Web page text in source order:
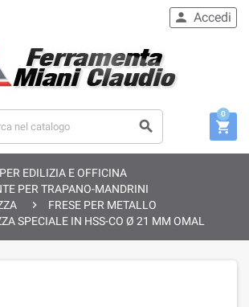

 Accedi

0
EDILIZIA E OFFICINA
PER TRAPANO-MANDRINI

FRESE PER METALLO
SPECIALE IN HSS-CO Ø 21 MM OMAL